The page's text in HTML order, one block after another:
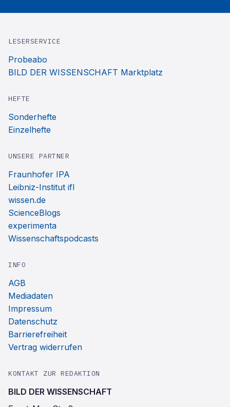
LESERSERVICE
Probeabo
BILD DER WISSENSCHAFT Marktplatz
HEFTE
Sonderhefte
Einzelhefte
UNSERE PARTNER
Fraunhofer IPA
Leibniz-Institut ifl
wissen.de
ScienceBlogs
experimenta
Wissenschaftspodcasts
INFO
AGB
Mediadaten
Impressum
Datenschutz
Barrierefreiheit
Vertrag widerrufen
KONTAKT ZUR REDAKTION
BILD DER WISSENSCHAFT